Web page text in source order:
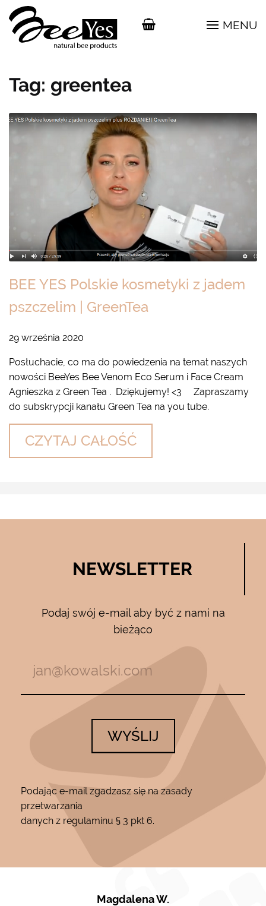
MENU
Tag: greentea
BEE YES Polskie kosmetyki z jadem
pszczelim | GreenTea
29 września 2020
Posłuchacie, co ma do powiedzenia na temat naszych
nowości BeeYes Bee Venom Eco Serum i Face Cream
Agnieszka z Green Tea . Dziękujemy! <3 Zapraszamy
do subskrypcji kanału Green Tea na you tube.
CZYTAJ CAŁOŚĆ
NEWSLETTER
Podaj swój e-mail aby być z nami na
bieżąco
WYŚLIJ
Podając e-mail zgadzasz się na zasady
przetwarzania
danych z regulaminu § 3 pkt 6.
Magdalena W.